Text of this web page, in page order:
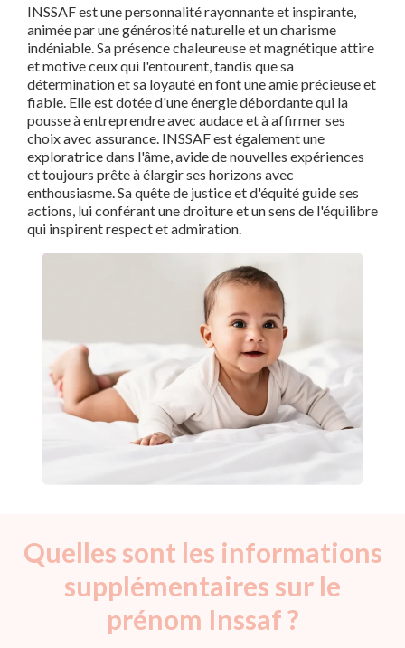
INSSAF est une personnalité rayonnante et inspirante,
animée par une générosité naturelle et un charisme
indéniable. Sa présence chaleureuse et magnétique attire
et motive ceux qui l'entourent, tandis que sa
détermination et sa loyauté en font une amie précieuse et
fiable. Elle est dotée d'une énergie débordante qui la
pousse à entreprendre avec audace et à affirmer ses
choix avec assurance. INSSAF est également une
exploratrice dans l'âme, avide de nouvelles expériences
et toujours prête à élargir ses horizons avec
enthousiasme. Sa quête de justice et d'équité guide ses
actions, lui conférant une droiture et un sens de l'équilibre
qui inspirent respect et admiration.
Quelles sont les informations
supplémentaires sur le
prénom Inssaf ?